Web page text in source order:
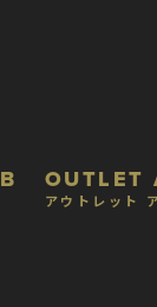
OUTLET
アウトレット